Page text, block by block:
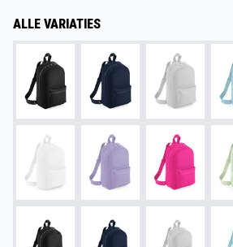
ALLE VARIATIES